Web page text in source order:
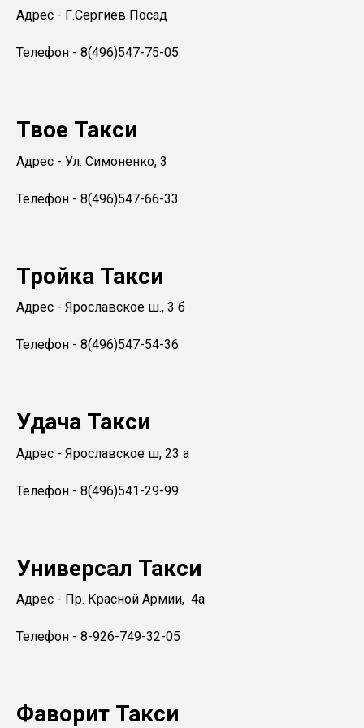
Адрес - Г.Сергиев Посад
Телефон - 8(496)547-75-05
Твое Такси
Адрес - Ул. Симоненко, 3
Телефон - 8(496)547-66-33
Тройка Такси
Адрес - Ярославское ш., 3 б
Телефон - 8(496)547-54-36
Удача Такси
Адрес - Ярославское ш, 23 а
Телефон - 8(496)541-29-99
Универсал Такси
Адрес - Пр. Красной Армии, 4а
Телефон - 8-926-749-32-05
Фаворит Такси